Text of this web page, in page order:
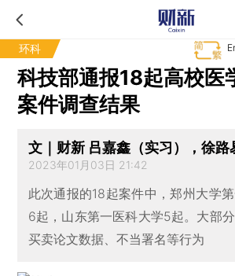
环科
科技部通报18起高校医
案件调查结果
文｜财新 吕嘉鑫（实习），徐路
2023年01月03日 21:42
此次通报的18起案件中，郑州大学
6起，山东第一医科大学5起。大部分
买卖论文数据、不当署名等行为